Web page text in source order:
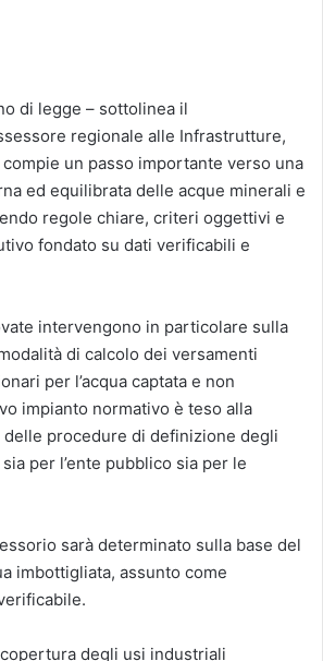
di legge – sottolinea il
regionale alle Infrastrutture,
compie un passo importante verso una
ed equilibrata delle acque minerali e
regole chiare, criteri oggettivi e
fondato su dati verificabili e
intervengono in particolare sulla
di calcolo dei versamenti
per l’acqua captata e non
impianto normativo è teso alla
procedure di definizione degli
per l’ente pubblico sia per le
sarà determinato sulla base del
imbottigliata, assunto come
degli usi industriali